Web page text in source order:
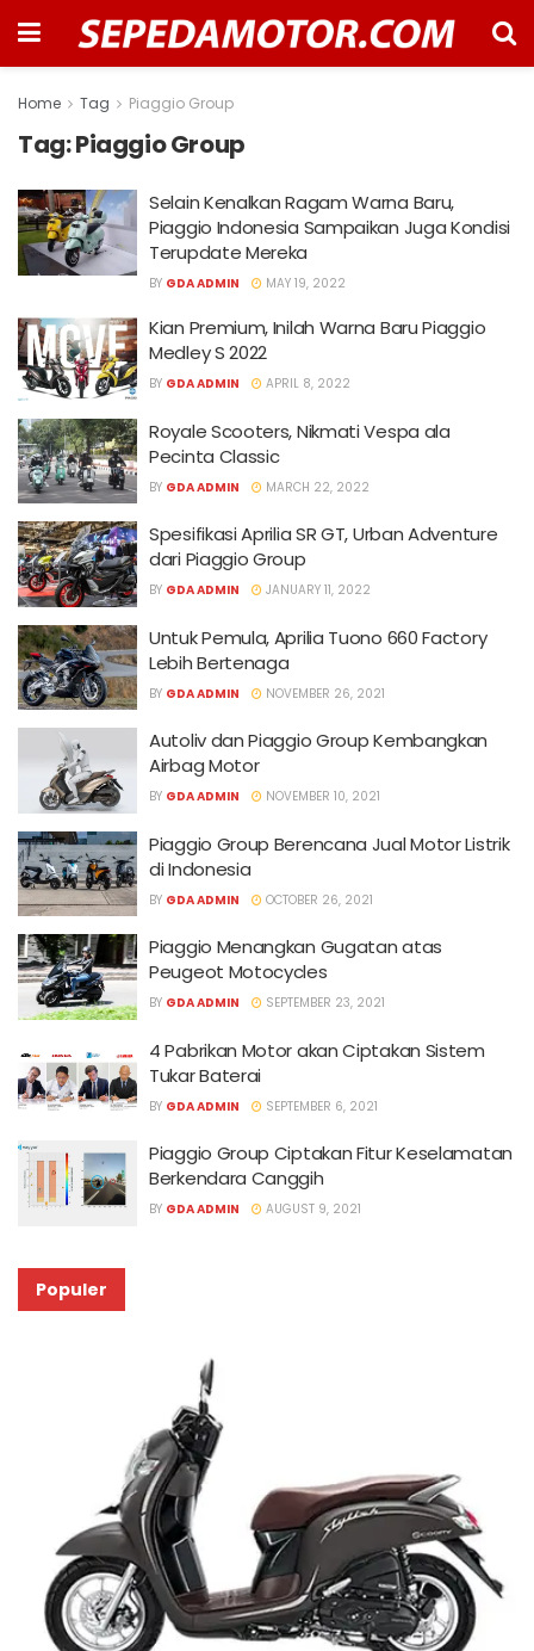
Home Tag Piaggio Group
Tag:Piaggio Group
Selain Kenalkan Ragam Warna Baru,
Piaggio Indonesia Sampaikan Juga Kondisi
Terupdate Mereka
BY GDA ADMIN MAY 19, 2022
Kian Premium, Inilah Warna Baru Piaggio
Medley S 2022
BY GDA ADMIN APRIL 8, 2022
Royale Scooters, Nikmati Vespa ala
Pecinta Classic
BY GDA ADMIN MARCH 22, 2022
Spesifikasi Aprilia SR GT, Urban Adventure
dari Piaggio Group
BY GDA ADMIN JANUARY 11, 2022
Untuk Pemula, Aprilia Tuono 660 Factory
Lebih Bertenaga
BY GDA ADMIN NOVEMBER 26, 2021
Autoliv dan Piaggio Group Kembangkan
Airbag Motor
BY GDA ADMIN NOVEMBER 10, 2021
Piaggio Group Berencana Jual Motor Listrik
di Indonesia
BY GDA ADMIN OCTOBER 26, 2021
Piaggio Menangkan Gugatan atas
Peugeot Motocycles
BY GDA ADMIN SEPTEMBER 23, 2021
4 Pabrikan Motor akan Ciptakan Sistem
Tukar Baterai
BY GDA ADMIN SEPTEMBER 6, 2021
Piaggio Group Ciptakan Fitur Keselamatan
Berkendara Canggih
BY GDA ADMIN AUGUST 9, 2021
Populer